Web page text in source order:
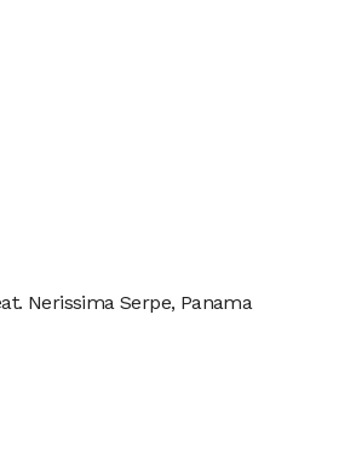
Nerissima Serpe, Panama